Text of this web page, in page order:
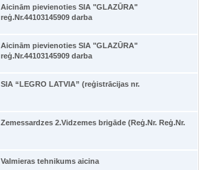
Aicinām pievienoties SIA "GLAZŪRA"
reģ.Nr.44103145909 darba
Aicinām pievienoties SIA "GLAZŪRA"
reģ.Nr.44103145909 darba
SIA “LEGRO LATVIA” (reģistrācijas nr.
Zemessardzes 2.Vidzemes brigāde (Reģ.Nr. Reģ.Nr.
Valmieras tehnikums aicina